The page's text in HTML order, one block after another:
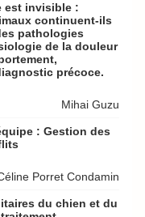
est invisible :
continuent-ils
pathologies
de la douleur
précoce.
Mihai Guzu
: Gestion des
Porret Condamin
du chien et du